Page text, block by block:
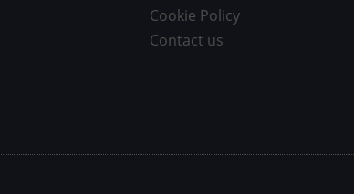
Cookie Policy
Contact us